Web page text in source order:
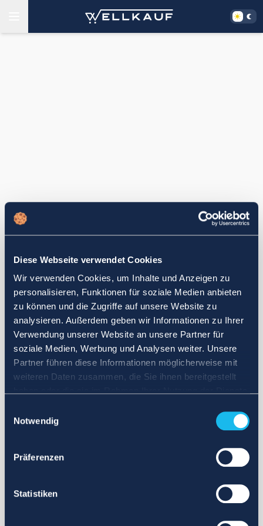
Diese Webseite verwendet Cookies
Wir verwenden Cookies, um Inhalte und Anzeigen zu
personalisieren, Funktionen für soziale Medien anbieten
zu können und die Zugriffe auf unsere Website zu
analysieren. Außerdem geben wir Informationen zu Ihrer
Verwendung unserer Website an unsere Partner für
soziale Medien, Werbung und Analysen weiter. Unsere
Partner führen diese Informationen möglicherweise mit
weiteren Daten zusammen, die Sie ihnen bereitgestellt
Notwendig
Präferenzen
Statistiken